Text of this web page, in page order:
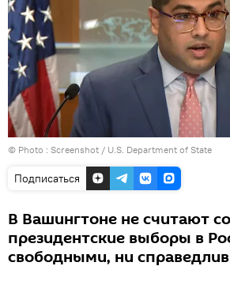
© Photo : Screenshot / U.S. Department of State
Подписаться
В Вашингтоне не считают
президентские выборы в
свободными, ни